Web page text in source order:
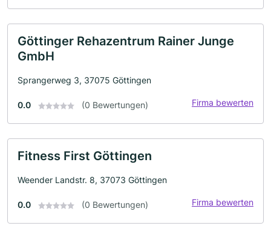
Göttinger Rehazentrum Rainer Junge
GmbH
Sprangerweg 3, 37075 Göttingen
0.0 (0 Bewertungen) Firma bewerten
Fitness First Göttingen
Weender Landstr. 8, 37073 Göttingen
0.0 (0 Bewertungen) Firma bewerten